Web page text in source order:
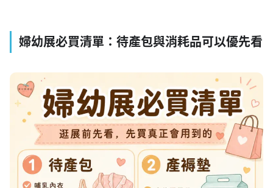
婦幼展必買清單：待產包與消耗品可以優先看